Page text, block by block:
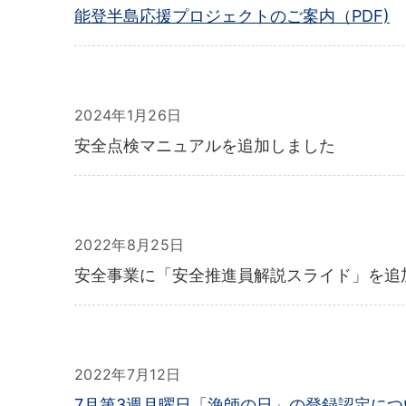
能登半島応援プロジェクトのご案内（PDF)
2024年1月26日
安全点検マニュアルを追加しました
2022年8月25日
安全事業に「安全推進員解説スライド」を追
2022年7月12日